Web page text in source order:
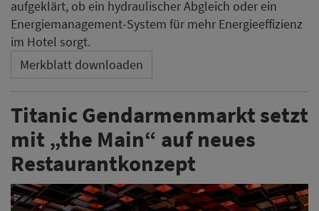
aufgeklärt, ob ein hydraulischer Abgleich oder ein
Energiemanagement-System für mehr Energieeffizienz
im Hotel sorgt.
Merkblatt downloaden
Titanic Gendarmenmarkt setzt
mit „the Main“ auf neues
Restaurantkonzept